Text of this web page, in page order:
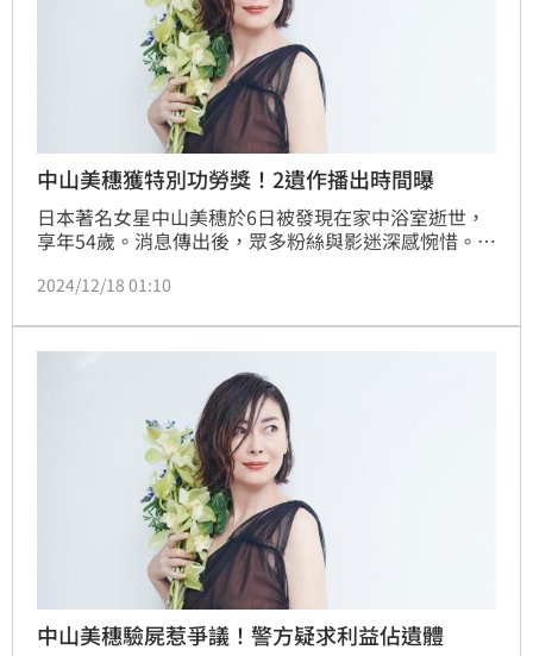
中山美穗獲特別功勞獎！2遺作播出時間曝
日本著名女星中山美穗於6日被發現在家中浴室逝世，
享年54歲。消息傳出後，眾多粉絲與影迷深感惋惜。為
別宣布將頒發「特別功勞獎」以表揚她對日本樂壇的深
大賞主辦單位做出此決定，旨在紀念她的成就。
2024/12/18 01:10
中山美穗驗屍惹爭議！警方疑求利益佔遺體